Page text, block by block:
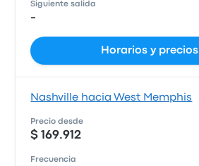
Siguiente salida
-
Horarios y precios
Nashville hacia West Memphis
Precio desde
$ 169.912
Frecuencia